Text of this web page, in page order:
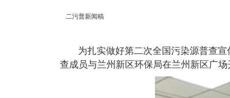
二污普新闻稿
为扎实做好第二次全国污染源普查
查成员与兰州新区环保局在兰州新区广